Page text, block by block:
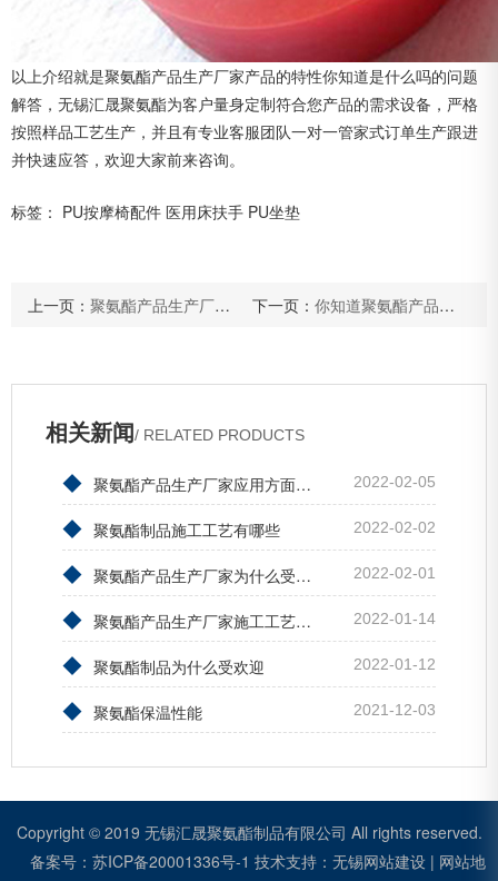
以上介绍就是聚氨酯产品生产厂家产品的特性你知道是什么吗的问题
解答，无锡汇晟聚氨酯为客户量身定制符合您产品的需求设备，严格
按照样品工艺生产，并且有专业客服团队一对一管家式订单生产跟进
并快速应答，欢迎大家前来咨询。
标签： PU按摩椅配件 医用床扶手 PU坐垫
上一页： 聚氨酯产品生产厂家—聚氨酯制品的材料特性具体概述 下一页：你知道聚氨酯产品生产厂家的材料特性是什么吗
相关新闻/ RELATED PRODUCTS
◆ 聚氨酯产品生产厂家应用方面的问题 2022-02-05
◆ 聚氨酯制品施工工艺有哪些 2022-02-02
◆ 聚氨酯产品生产厂家为什么受欢迎 2022-02-01
◆ 聚氨酯产品生产厂家施工工艺有哪些 2022-01-14
◆ 聚氨酯制品为什么受欢迎 2022-01-12
◆ 聚氨酯保温性能 2021-12-03
Copyright © 2019 无锡汇晟聚氨酯制品有限公司 All rights reserved.
备案号： 苏ICP备20001336号-1 技术支持： 无锡网站建设 | 网站地